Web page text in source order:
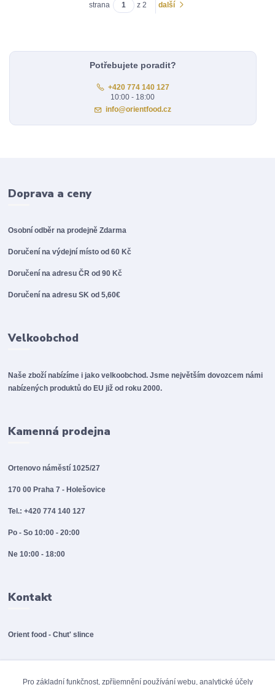
strana z 2 další
Potřebujete poradit?
+420 774 140 127
10:00 - 18:00
info@orientfood.cz
Doprava a ceny
Osobní odběr na prodejněZdarma
Doručení na výdejní místo od 60 Kč
Doručení na adresu ČR od 90 Kč
Doručení na adresu SK od 5,60€
Velkoobchod
Naše zboží nabízíme i jako velkoobchod. Jsme největším dovozcem námi
nabízených produktů do EU již od roku 2000.
Kamenná prodejna
Ortenovo náměstí 1025/27
170 00 Praha 7 - Holešovice
Tel.: +420 774 140 127
Po - So 10:00 - 20:00
Ne 10:00 - 18:00
Kontakt
Orient food - Chut' slince
Pro základní funkčnost, zpříjemnění používání webu, analytické účely